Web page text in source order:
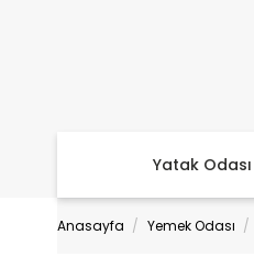
Yatak Odası
Anasayfa Yemek Odası